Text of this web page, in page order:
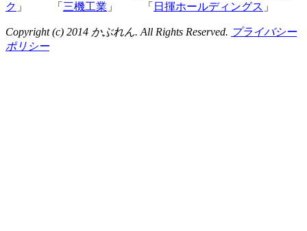
ク 」 「 三機工業 」 「 日揮ホールディングス 」
Copyright (c) 2014 かぶれん. All Rights Reserved. プライバシー
ポリシー